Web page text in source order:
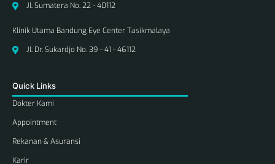
Jl. Sumatera No. 22 - 40112
Klinik Utama Bandung Eye Center Tasikmalaya
Jl. Dr. Sukardjo No. 39 - 41 - 46112
Quick Links
Dokter Kami
Appointment
Rekanan & Asuransi
Karir